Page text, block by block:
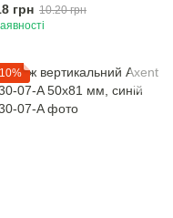
грн 10.20 грн